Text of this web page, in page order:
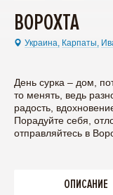
ВОРОХТА
Украина, Карпаты,
День сурка – дом,
то менять, ведь
радость,
Порадуйте себя,
отправляйтесь в
ОПИСАНИЕ